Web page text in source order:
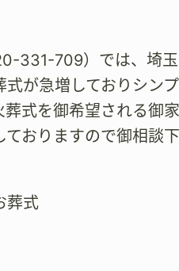
331-709）では、埼
式が急増しておりシン
葬式を御希望される御
おりますので御相談下
葬式